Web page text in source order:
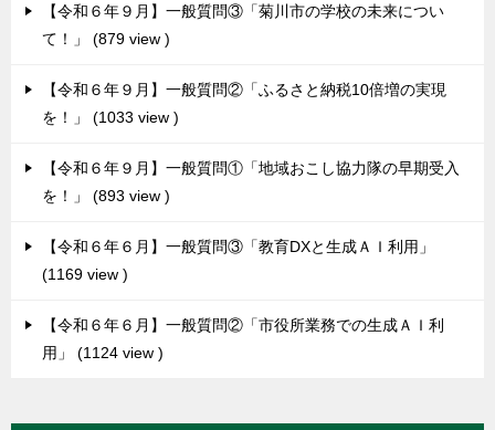
【令和６年９月】一般質問③「菊川市の学校の未来につい
て！」
879 view
【令和６年９月】一般質問②「ふるさと納税10倍増の実現
を！」
1033 view
【令和６年９月】一般質問①「地域おこし協力隊の早期受入
を！」
893 view
【令和６年６月】一般質問③「教育DXと生成ＡＩ利用」
1169 view
【令和６年６月】一般質問②「市役所業務での生成ＡＩ利
用」
1124 view